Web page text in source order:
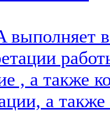
выполняет
, а также
а